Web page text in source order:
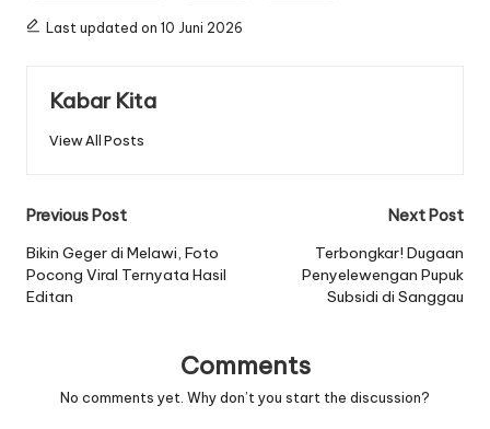
Last updated on 10 Juni 2026
Kabar Kita
View All Posts
Post
navigation
Previous Post
Bikin Geger di Melawi, Foto
Pocong Viral Ternyata Hasil
Editan
Next Post
Terbongkar! Dugaan
Penyelewengan Pupuk
Subsidi di Sanggau
Comments
No comments yet. Why don’t you start the discussion?